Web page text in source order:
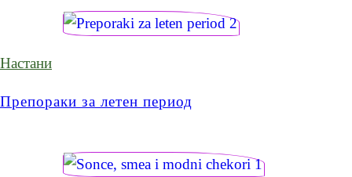
Настани
Препораки за летен период